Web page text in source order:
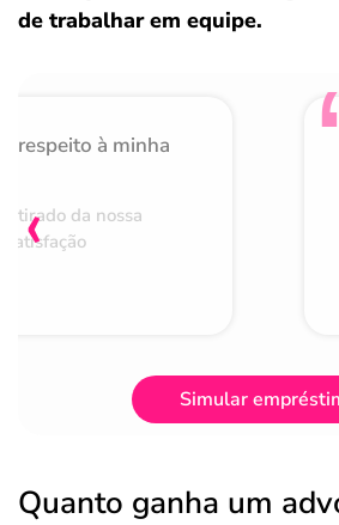
de trabalhar em equipe.
respeito à minha
da nossa
‹
Simular
Quanto ganha um